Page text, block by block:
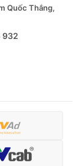
Quốc Thắng,
932